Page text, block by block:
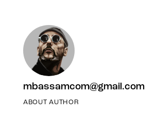
mbassamcom@gmail.com
ABOUT AUTHOR